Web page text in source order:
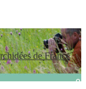
de France